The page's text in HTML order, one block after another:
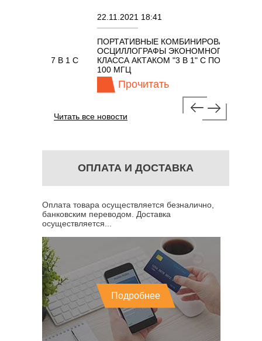
7 В 1 С
22.11.2021 18:41
ПОРТАТИВНЫЕ КОМБИНИРОВАННЫЕ
ОСЦИЛЛОГРАФЫ ЭКОНОМНОГО
КЛАССА АКТАКОМ "3 В 1" С ПОЛОСОЙ
100 МГЦ
Прочитать
Читать все новости
ОПЛАТА И ДОСТАВКА
Оплата товара осуществляется безналично,
банковским переводом. Доставка
осуществляется...
Подробнее